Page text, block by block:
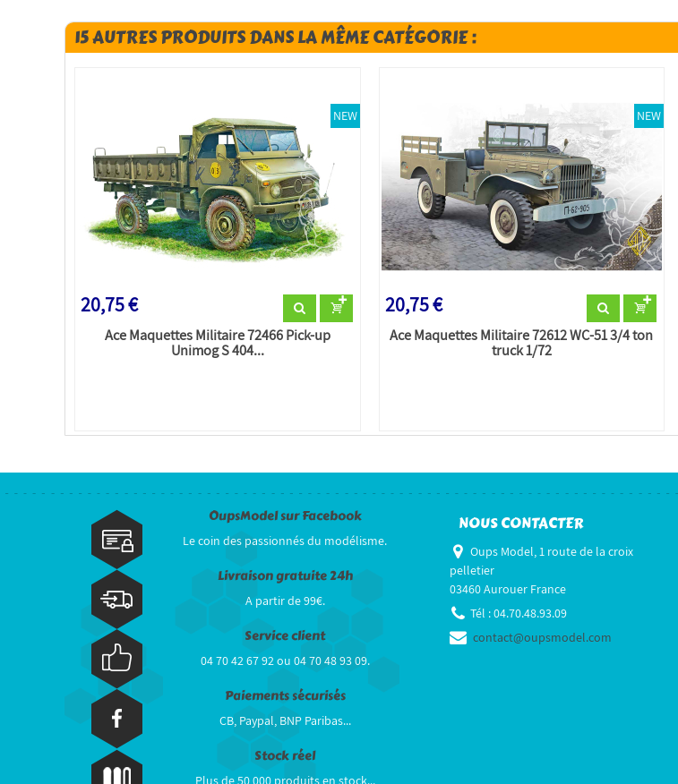
15 AUTRES PRODUITS DANS LA MÊME CATÉGORIE :
NEW
20,75 €
Ace Maquettes Militaire 72466 Pick-up
Unimog S 404...
NEW
20,75 €
Ace Maquettes Militaire 72612 WC-51 3/4 ton
truck 1/72
OupsModel sur Facebook
Le coin des passionnés du modélisme.
Livraison gratuite 24h
A partir de 99€.
Service client
04 70 42 67 92 ou 04 70 48 93 09.
Paiements sécurisés
CB, Paypal, BNP Paribas...
Stock réel
NOUS CONTACTER
Oups Model, 1 route de la croix
pelletier
03460 Aurouer France
Tél :04.70.48.93.09
contact@oupsmodel.com